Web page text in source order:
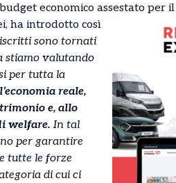
economico assestato per il
ha introdotto così
sono tornati
stiamo valutando
per tutta la
reale,
e, allo
welfare. In tal
per garantire
tutte le forze
di cui ci